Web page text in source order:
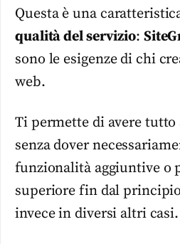
Questa è una
qualità del servizio:
sono le esigenze di chi
web.
Ti permette di avere tutto
senza dover
funzionalità aggiuntive o
superiore fin dal
invece in diversi altri casi.